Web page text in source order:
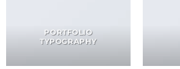
PORTFOLIO
TYPOGRAPHY